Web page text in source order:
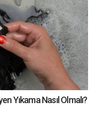
Yıkama Nasıl Olmalı?